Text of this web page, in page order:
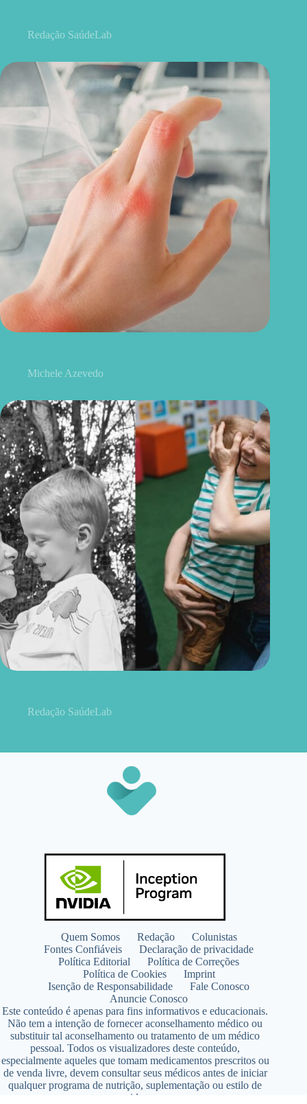
Redação SaúdeLab
Michele Azevedo
Redação SaúdeLab
Quem Somos Redação
Colunistas
Fontes Confiáveis
Declaração de privacidade
Política Editorial
Política de Correções
Política de Cookies
Imprint
Isenção de Responsabilidade
Fale Conosco
Anuncie Conosco
Este conteúdo é apenas para fins informativos e educacionais.
Não tem a intenção de fornecer aconselhamento médico ou
substituir tal aconselhamento ou tratamento de um médico
pessoal. Todos os visualizadores deste conteúdo,
especialmente aqueles que tomam medicamentos prescritos ou
de venda livre, devem consultar seus médicos antes de iniciar
qualquer programa de nutrição, suplementação ou estilo de
vida.